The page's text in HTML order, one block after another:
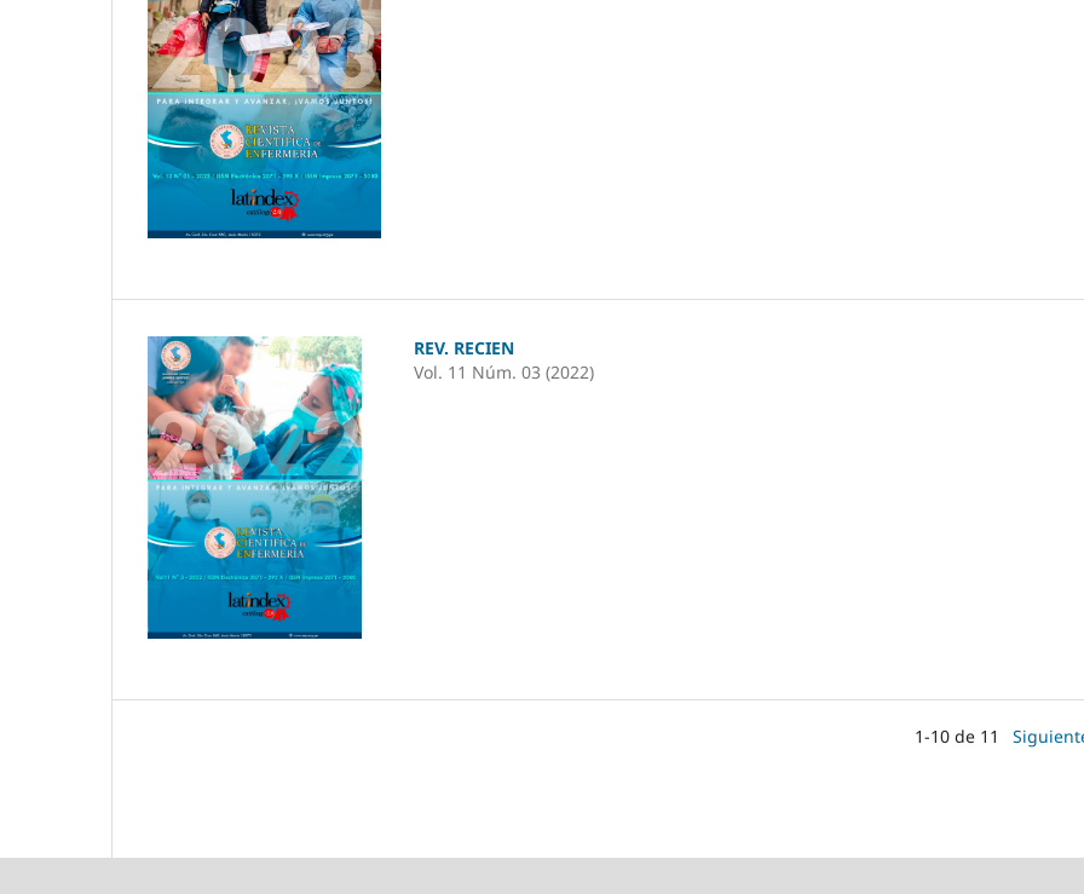
REV. RECIEN
Vol. 11 Núm. 03 (2022)
1-10 de 11